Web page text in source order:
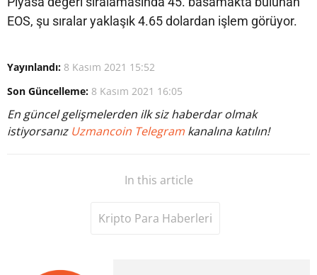
EOS, şu sıralar yaklaşık 4.65 dolardan işlem görüyor.
Yayınlandı: 8 Kasım 2021 15:52
Son Güncelleme: 8 Kasım 2021 16:05
En güncel gelişmelerden ilk siz haberdar olmak
istiyorsanız Uzmancoin Telegram kanalına katılın!
In this article
Kripto Para Haberleri